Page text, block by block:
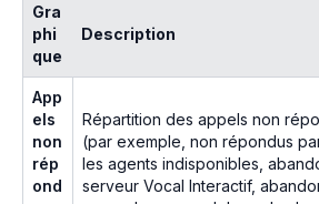
Gra
phi
que
Description
App
els
non
rép
ond
Répartition des appels non
(par exemple, non répondus
les agents indisponibles,
serveur Vocal Interactif,